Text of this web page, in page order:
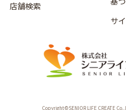
店舗検索
サ
Copyright©SENIOR LIFE CREATE